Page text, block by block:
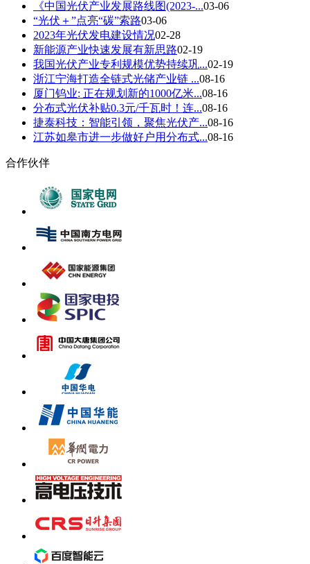
《中国光伏产业发展路线图(2023-...03-06
“光伏＋”点亮“碳”索路03-06
2023年光伏发电建设情况02-28
新能源产业快速发展有新思路02-19
我国光伏产业专利规模优势持续巩...02-19
浙江宁海打造全链式光储产业链 ...08-16
厦门钨业: 正在规划新的1000亿米...08-16
分布式光伏补贴0.3元/千瓦时！连...08-16
捷泰科技：智能引领，聚焦光伏产...08-16
江苏如皋市进一步做好户用分布式...08-16
合作伙伴